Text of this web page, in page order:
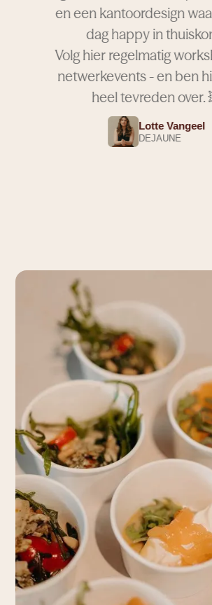
en een kantoordesign
dag happy in
Volg hier regelmatig
netwerkevents - en ben
heel tevreden over.
Lotte Vangeel
DEJAUNE